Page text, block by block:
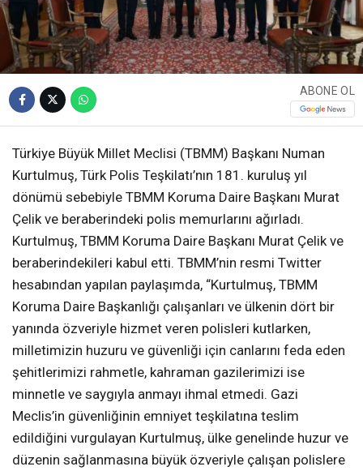
ABONE OL
Türkiye Büyük Millet Meclisi (TBMM) Başkanı Numan
Kurtulmuş, Türk Polis Teşkilatı’nın 181. kuruluş yıl
dönümü sebebiyle TBMM Koruma Daire Başkanı Murat
Çelik ve beraberindeki polis memurlarını ağırladı.
Kurtulmuş, TBMM Koruma Daire Başkanı Murat Çelik ve
beraberindekileri kabul etti. TBMM’nin resmi Twitter
hesabından yapılan paylaşımda, “Kurtulmuş, TBMM
Koruma Daire Başkanlığı çalışanları ve ülkenin dört bir
yanında özveriyle hizmet veren polisleri kutlarken,
milletimizin huzuru ve güvenliği için canlarını feda eden
şehitlerimizi rahmetle, kahraman gazilerimizi ise
minnetle ve saygıyla anmayı ihmal etmedi. Gazi
Meclis’in güvenliğinin emniyet teşkilatına teslim
edildiğini vurgulayan Kurtulmuş, ülke genelinde huzur ve
düzenin sağlanmasına büyük özveriyle çalışan polislere